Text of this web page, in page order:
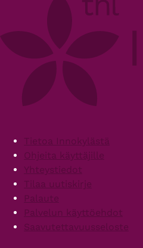
FooterTietoa Innokylästä
Ohjeita käyttäjille
Yhteystiedot
Tilaa uutiskirje
Palaute
Palvelun käyttöehdot
Saavutettavuusseloste